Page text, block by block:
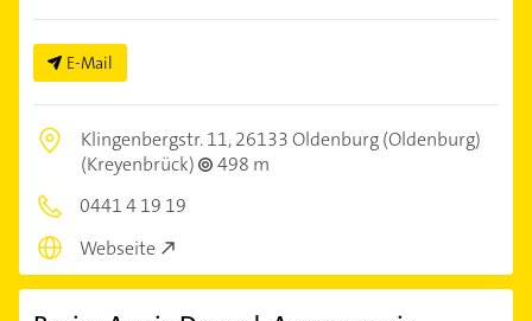
E-Mail
Klingenbergstr. 11,26133 Oldenburg (Oldenburg)
(Kreyenbrück)
498 m
0441 4 19 19
Webseite